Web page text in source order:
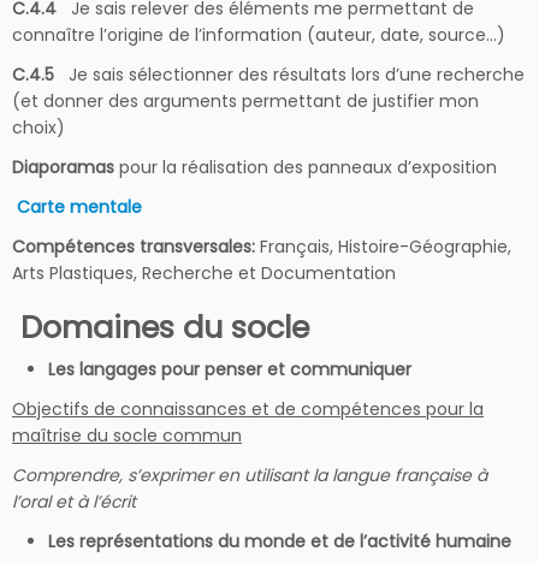
C.4.4 Je sais relever des éléments me permettant de
connaître l’origine de l’information (auteur, date, source…)
C.4.5 Je sais sélectionner des résultats lors d’une recherche
(et donner des arguments permettant de justifier mon
choix)
Diaporamas pour la réalisation des panneaux d’exposition
Carte mentale
Compétences transversales: Français, Histoire-Géographie,
Arts Plastiques, Recherche et Documentation
Domaines du socle
Les langages pour penser et communiquer
Objectifs de connaissances et de compétences pour la
maîtrise du socle commun
Comprendre, s’exprimer en utilisant la langue française à
l’oral et à l’écrit
Les représentations du monde et de l’activité humaine